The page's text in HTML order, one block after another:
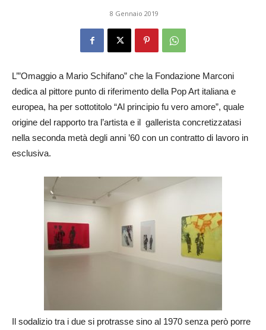
8 Gennaio 2019
L’”Omaggio a Mario Schifano” che la Fondazione Marconi
dedica al pittore punto di riferimento della Pop Art italiana e
europea, ha per sottotitolo “Al principio fu vero amore”, quale
origine del rapporto tra l’artista e il gallerista concretizzatasi
nella seconda metà degli anni ’60 con un contratto di lavoro in
esclusiva.
Il sodalizio tra i due si protrasse sino al 1970 senza però porre